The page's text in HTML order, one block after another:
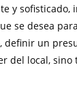
y
se desea
un
del local,